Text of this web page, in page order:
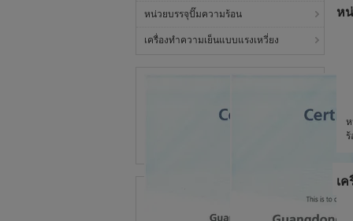
หน่วยบรรจุปั๊มความร้อน
เครื่องทำความเย็นแบบแรงเหวี่ยง
ห
เ